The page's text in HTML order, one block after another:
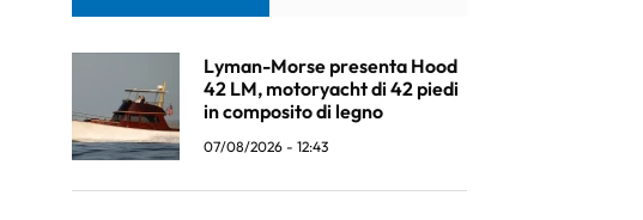
Lyman-Morse presenta Hood
42 LM, motoryacht di 42 piedi
in composito di legno
07/08/2026 - 12:43